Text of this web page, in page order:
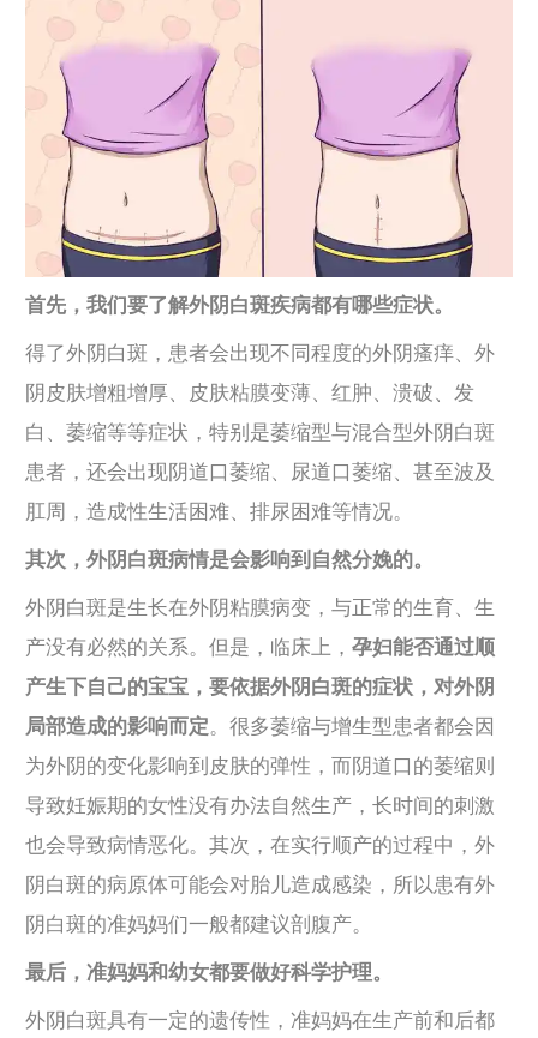
首先，我们要了解外阴白斑疾病都有哪些症状。
得了外阴白斑，患者会出现不同程度的外阴瘙痒、外
阴皮肤增粗增厚、皮肤粘膜变薄、红肿、溃破、发
白、萎缩等等症状，特别是萎缩型与混合型外阴白斑
患者，还会出现阴道口萎缩、尿道口萎缩、甚至波及
肛周，造成性生活困难、排尿困难等情况。
其次，外阴白斑病情是会影响到自然分娩的。
外阴白斑是生长在外阴粘膜病变，与正常的生育、生
产没有必然的关系。但是，临床上， 孕妇能否通过顺
产生下自己的宝宝，要依据外阴白斑的症状，对外阴
局部造成的影响而定。很多萎缩与增生型患者都会因
为外阴的变化影响到皮肤的弹性，而阴道口的萎缩则
导致妊娠期的女性没有办法自然生产，长时间的刺激
也会导致病情恶化。其次，在实行顺产的过程中，外
阴白斑的病原体可能会对胎儿造成感染，所以患有外
阴白斑的准妈妈们一般都建议剖腹产。
最后，准妈妈和幼女都要做好科学护理。
外阴白斑具有一定的遗传性，准妈妈在生产前和后都